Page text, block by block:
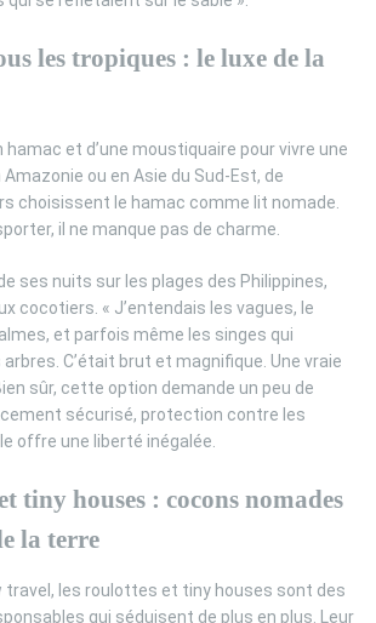
les tropiques : le luxe de la
hamac et d’une moustiquaire pour vivre une
ou en Asie du Sud-Est, de
choisissent le hamac comme lit nomade.
il ne manque pas de charme.
ses nuits sur les plages des Philippines,
cocotiers. « J’entendais les vagues, le
et parfois même les singes qui
C’était brut et magnifique. Une vraie
sûr, cette option demande un peu de
sécurisé, protection contre les
offre une liberté inégalée.
tiny houses : cocons nomades
la terre
travel, les roulottes et tiny houses sont des
qui séduisent de plus en plus. Leur